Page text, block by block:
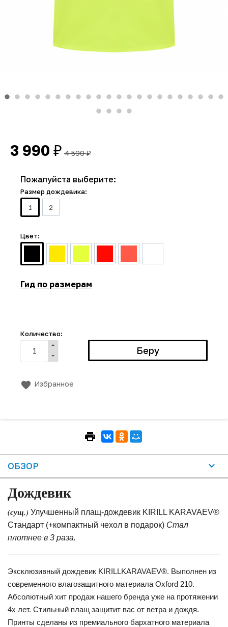
3 990 ₽ 4 590₽
Пожалуйста выберите:
Размер дождевика:
1
2
Цвет:
Гид по размерам
Количество:
Избранное
ОБЗОР
Дождевик
(сущ.) Улучшенный плащ-дождевик KIRILL KARAVAEV®
Стандарт (+компактный чехол в подарок) Стал
плотнее в 3 раза.
Эксклюзивный дождевик KIRILLKARAVAEV®. Выполнен из
современного влагозащитного материала Oxford 210.
Абсолютный хит продаж нашего бренда уже на протяжении
4х лет. Стильный плащ защитит вас от ветра и дождя.
Принты сделаны из премиального бархатного материала